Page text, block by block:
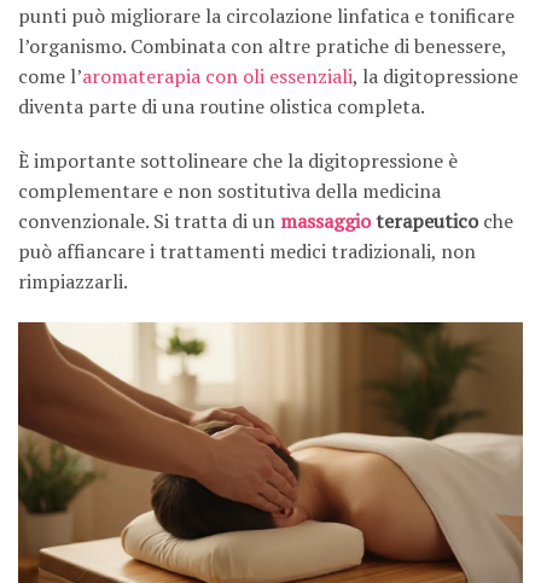
punti può migliorare la circolazione linfatica e tonificare
l’organismo. Combinata con altre pratiche di benessere,
come l’aromaterapia con oli essenziali, la digitopressione
diventa parte di una routine olistica completa.
È importante sottolineare che la digitopressione è
complementare e non sostitutiva della medicina
convenzionale. Si tratta di un massaggioterapeuticoche
può affiancare i trattamenti medici tradizionali, non
rimpiazzarli.